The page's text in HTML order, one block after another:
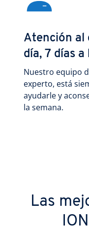
Atención al
día, 7 días a
Nuestro equipo
experto, está
ayudarle y
la semana.
Las